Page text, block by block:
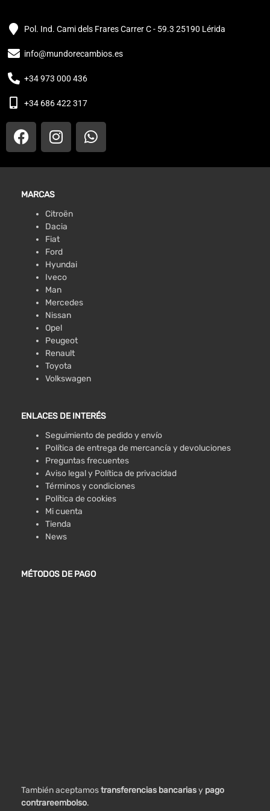
Pol. Ind. Cami dels Frares Carrer C - 59.3 25190 Lérida
info@mundorecambios.es
+34 973 000 436
+34 686 422 317
MARCAS
Citroën
Dacia
Fiat
Ford
Hyundai
Iveco
Man
Mercedes
Nissan
Opel
Peugeot
Renault
Toyota
Volkswagen
ENLACES DE INTERÉS
Seguimiento de pedido y envío
Política de entrega de mercancía y devoluciones
Preguntas frecuentes
Aviso legal y Política de privacidad
Términos y condiciones
Política de cookies
Mi cuenta
Tienda
News
MÉTODOS DE PAGO
También aceptamostransferencias bancariasy pago
contrareembolso.